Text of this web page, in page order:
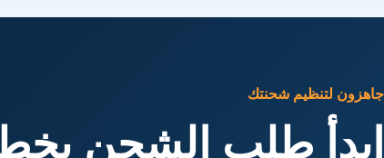
جاهزون لتنظيم شحنتك
ابدأ طلب الشحن